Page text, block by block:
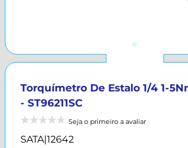
Torquímetro De Estalo 1/4 1-
- ST96211SC
Seja o primeiro a avaliar
SATA|12642